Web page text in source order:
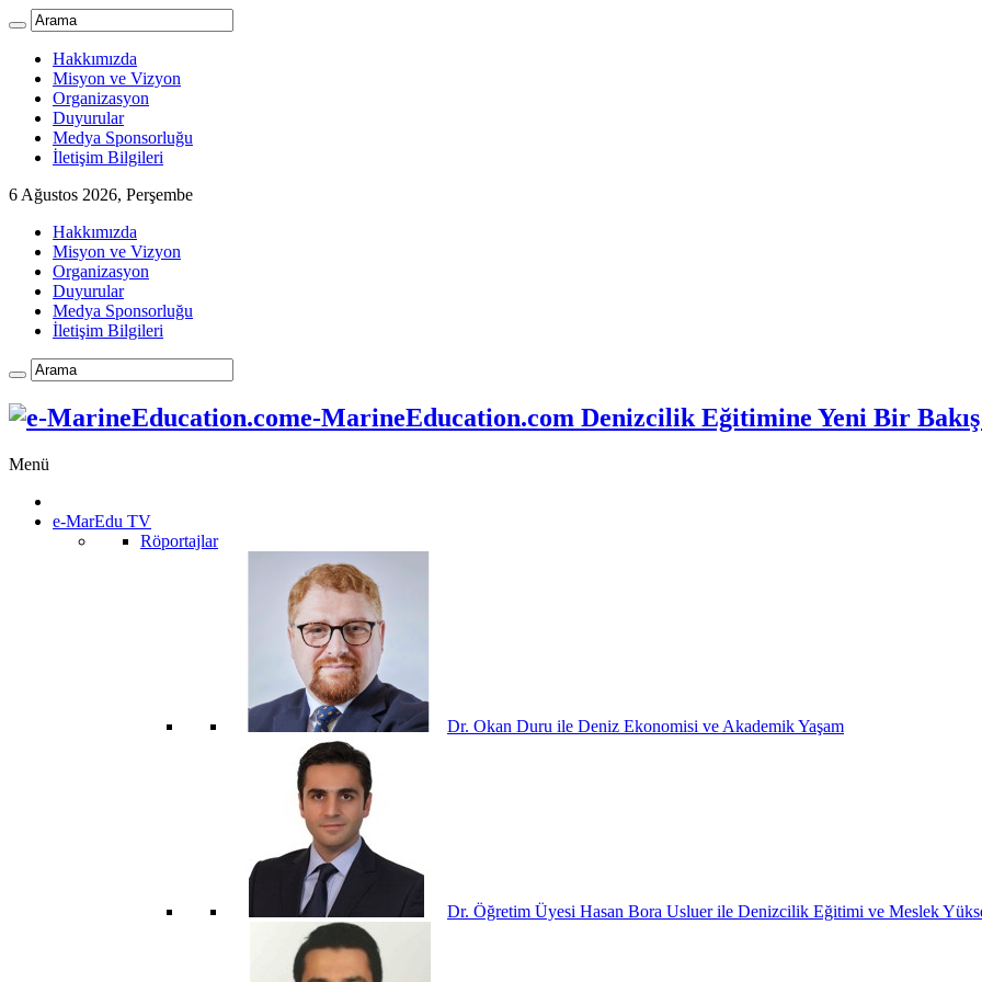
Hakkımızda
Misyon ve Vizyon
Organizasyon
Duyurular
Medya Sponsorluğu
İletişim Bilgileri
6 Ağustos 2026, Perşembe
Hakkımızda
Misyon ve Vizyon
Organizasyon
Duyurular
Medya Sponsorluğu
İletişim Bilgileri
e-MarineEducation.com Denizcilik Eğitimine Yeni Bir Bakış
Menü
e-MarEdu TV
Röportajlar
Dr. Okan Duru ile Deniz Ekonomisi ve Akademik Yaşam
Dr. Öğretim Üyesi Hasan Bora Usluer ile Denizcilik Eğitimi ve Meslek